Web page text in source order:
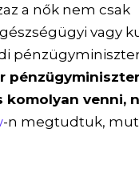
a nők nem csak
vagy
komolyan venni,
-n megtudtuk,